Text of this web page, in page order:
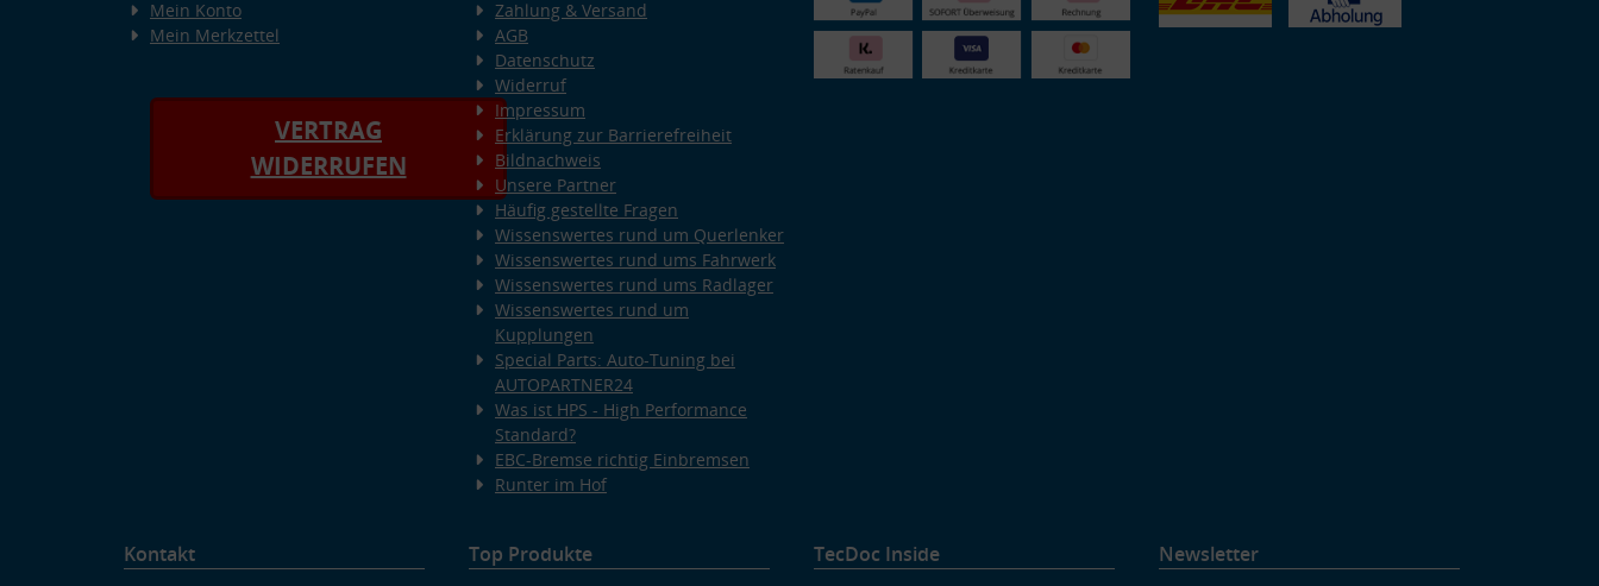
Mein Konto
Mein Merkzettel
VERTRAG
WIDERRUFEN
Zahlung & Versand
AGB
Datenschutz
Widerruf
Impressum
Erklärung zur Barrierefreiheit
Bildnachweis
Unsere Partner
Häufig gestellte Fragen
Wissenswertes rund um Querlenker
Wissenswertes rund ums Fahrwerk
Wissenswertes rund ums Radlager
Wissenswertes rund um
Kupplungen
Special Parts: Auto-Tuning bei
AUTOPARTNER24
Was ist HPS - High Performance
Standard?
EBC-Bremse richtig Einbremsen
Runter im Hof
Kontakt Top Produkte TecDoc Inside Newsletter